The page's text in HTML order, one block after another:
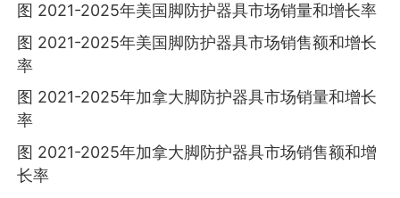
图 2021-2025年美国脚防护器具市场销量和增长率
图 2021-2025年美国脚防护器具市场销售额和增长
率
图 2021-2025年加拿大脚防护器具市场销量和增长
率
图 2021-2025年加拿大脚防护器具市场销售额和增
长率